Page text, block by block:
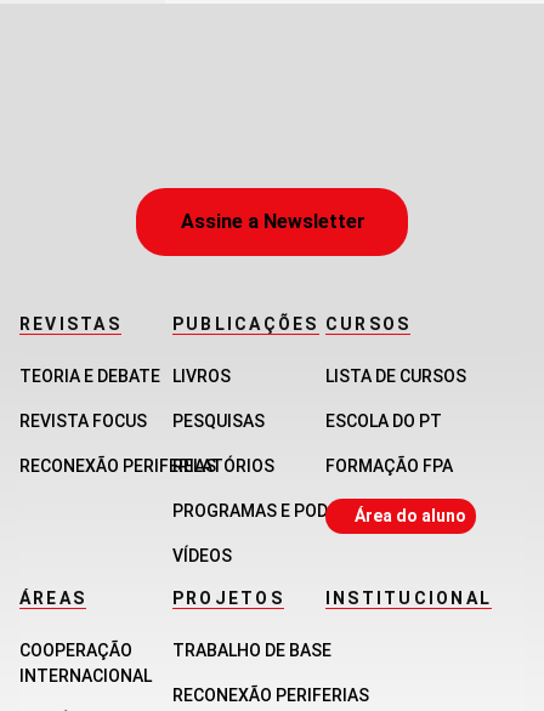
Assine a Newsletter
REVISTAS
TEORIA E DEBATE
REVISTA FOCUS
RECONEXÃO PERIFERIAS
PUBLICAÇÕES
LIVROS
PESQUISAS
RELATÓRIOS
PROGRAMAS E PODCASTS
VÍDEOS
CURSOS
LISTA DE CURSOS
ESCOLA DO PT
FORMAÇÃO FPA
Área do aluno
ÁREAS
COOPERAÇÃO
INTERNACIONAL
PROJETOS
TRABALHO DE BASE
RECONEXÃO PERIFERIAS
INSTITUCIONAL